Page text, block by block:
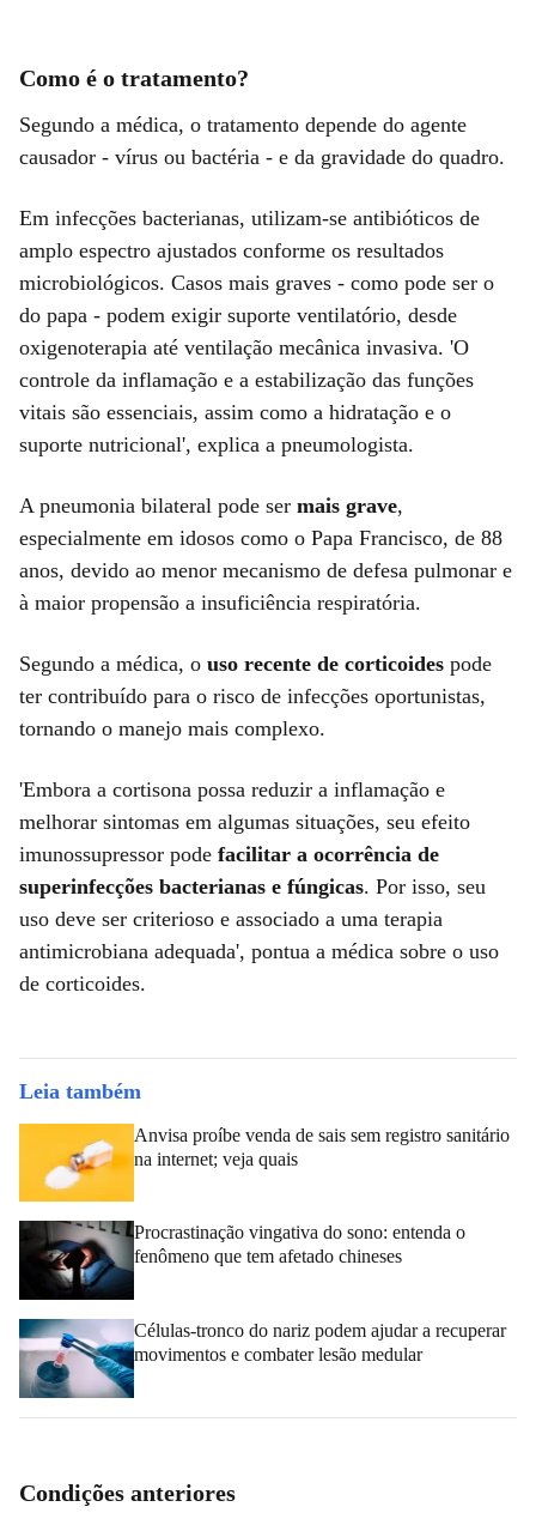
Como é o tratamento?
Segundo a médica, o tratamento depende do agente
causador - vírus ou bactéria - e da gravidade do quadro.
Em infecções bacterianas, utilizam-se antibióticos de
amplo espectro ajustados conforme os resultados
microbiológicos. Casos mais graves - como pode ser o
do papa - podem exigir suporte ventilatório, desde
oxigenoterapia até ventilação mecânica invasiva. 'O
controle da inflamação e a estabilização das funções
vitais são essenciais, assim como a hidratação e o
suporte nutricional', explica a pneumologista.
A pneumonia bilateral pode ser mais grave,
especialmente em idosos como o Papa Francisco, de 88
anos, devido ao menor mecanismo de defesa pulmonar e
à maior propensão a insuficiência respiratória.
Segundo a médica, o uso recente de corticoides pode
ter contribuído para o risco de infecções oportunistas,
tornando o manejo mais complexo.
'Embora a cortisona possa reduzir a inflamação e
melhorar sintomas em algumas situações, seu efeito
imunossupressor pode facilitar a ocorrência de
superinfecções bacterianas e fúngicas. Por isso, seu
uso deve ser criterioso e associado a uma terapia
antimicrobiana adequada', pontua a médica sobre o uso
de corticoides.
Leia também
Anvisa proíbe venda de sais sem registro sanitário
na internet; veja quais
Procrastinação vingativa do sono: entenda o
fenômeno que tem afetado chineses
Células-tronco do nariz podem ajudar a recuperar
movimentos e combater lesão medular
Condições anteriores